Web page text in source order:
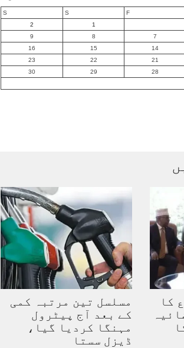
F
S
S
1
2
7
8
9
14
15
16
21
22
23
28
29
30
مسلسل تین مرتبہ کمی
کے بعد آج پیٹرول
مہنگا کردیا گیا،
ڈیزل سستا
کا